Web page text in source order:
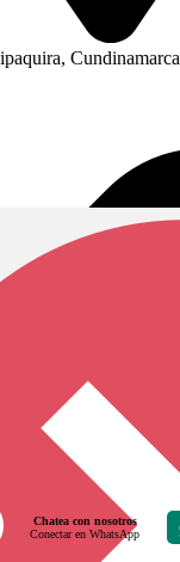
Cundinamarca
Chatea con nosotros
Conectar en WhatsApp